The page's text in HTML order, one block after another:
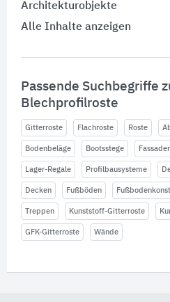
Architekturobjekte
Alle Inhalte anzeigen
Passende Suchbegriffe
Blechprofilroste
Gitterroste Flachroste Roste
Bodenbeläge Bootsstege
Lager-Regale Profilbausysteme
Decken Fußböden
Treppen Kunststoff-Gitterroste
GFK-Gitterroste Wände